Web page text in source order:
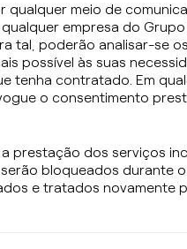
meio de
empresa do
tal, poderão analisar-se
possível às suas
contratado. Em
o consentimento
dos serviços
bloqueados durante
e tratados novamente